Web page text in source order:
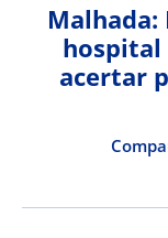
hospital
acertar